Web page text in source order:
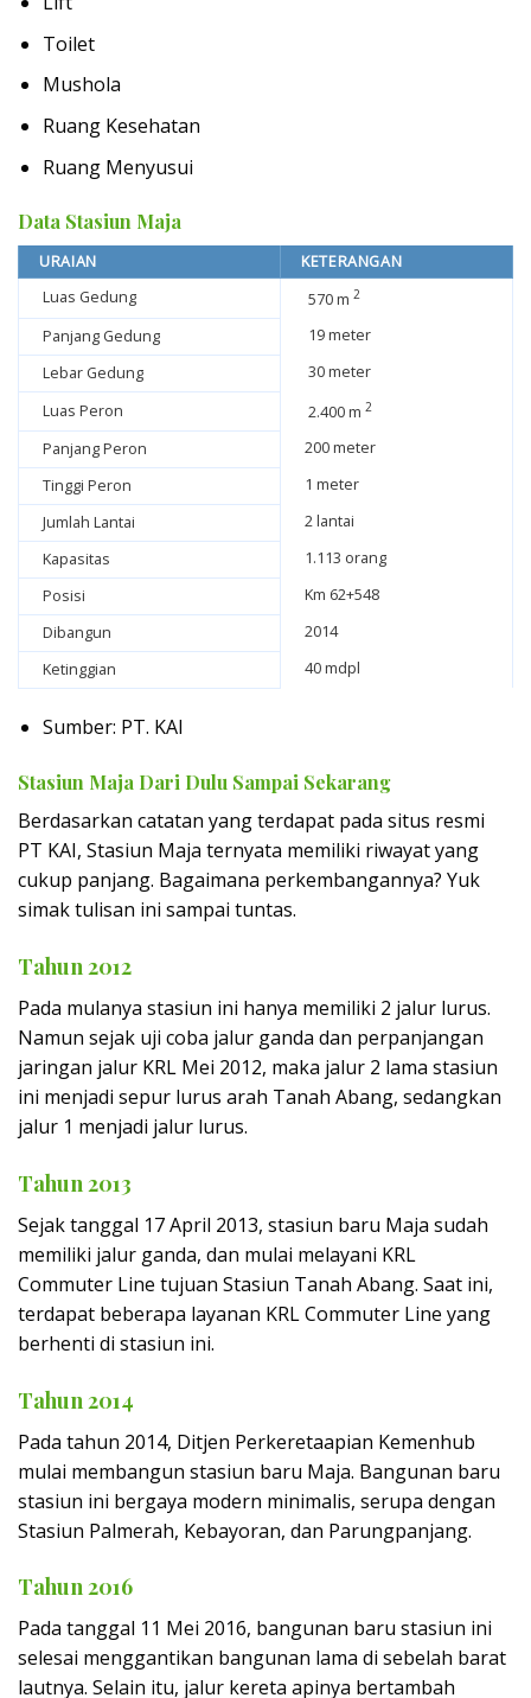
Toilet
Mushola
Ruang Kesehatan
Ruang Menyusui
Data Stasiun Maja
URAIAN
KETERANGAN
Luas Gedung
570 m 2
Panjang Gedung
19 meter
Lebar Gedung
30 meter
Luas Peron
2.400 m 2
Panjang Peron
200 meter
Tinggi Peron
1 meter
Jumlah Lantai
2 lantai
Kapasitas
1.113 orang
Posisi
Km 62+548
Dibangun
2014
Ketinggian
40 mdpl
Sumber: PT. KAI
Stasiun Maja Dari Dulu Sampai Sekarang
Berdasarkan catatan yang terdapat pada situs resmi
PT KAI, Stasiun Maja ternyata memiliki riwayat yang
cukup panjang. Bagaimana perkembangannya? Yuk
simak tulisan ini sampai tuntas.
Tahun 2012
Pada mulanya stasiun ini hanya memiliki 2 jalur lurus.
Namun sejak uji coba jalur ganda dan perpanjangan
jaringan jalur KRL Mei 2012, maka jalur 2 lama stasiun
ini menjadi sepur lurus arah Tanah Abang, sedangkan
jalur 1 menjadi jalur lurus.
Tahun 2013
Sejak tanggal 17 April 2013, stasiun baru Maja sudah
memiliki jalur ganda, dan mulai melayani KRL
Commuter Line tujuan Stasiun Tanah Abang. Saat ini,
terdapat beberapa layanan KRL Commuter Line yang
berhenti di stasiun ini.
Tahun 2014
Pada tahun 2014, Ditjen Perkeretaapian Kemenhub
mulai membangun stasiun baru Maja. Bangunan baru
stasiun ini bergaya modern minimalis, serupa dengan
Stasiun Palmerah, Kebayoran, dan Parungpanjang.
Tahun 2016
Pada tanggal 11 Mei 2016, bangunan baru stasiun ini
selesai menggantikan bangunan lama di sebelah barat
lautnya. Selain itu, jalur kereta apinya bertambah